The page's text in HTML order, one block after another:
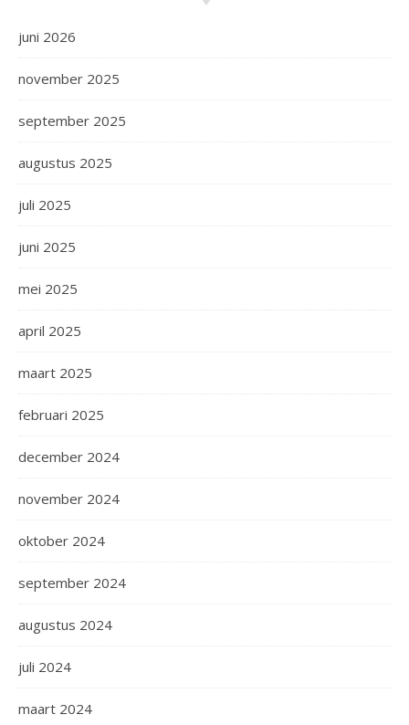
juni 2026
november 2025
september 2025
augustus 2025
juli 2025
juni 2025
mei 2025
april 2025
maart 2025
februari 2025
december 2024
november 2024
oktober 2024
september 2024
augustus 2024
juli 2024
maart 2024